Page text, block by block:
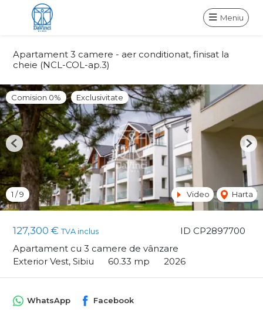
Meniu
Apartament 3 camere - aer conditionat, finisat la
cheie (NCL-COL-ap.3)
ID CP2897700
127,300 € TVA inclus
Apartament cu 3 camere de vânzare
Exterior Vest, Sibiu
60.33 mp 2026
Comision 0% Exclusivitate
1 /9 Video Harta
Previous
WhatsApp Facebook